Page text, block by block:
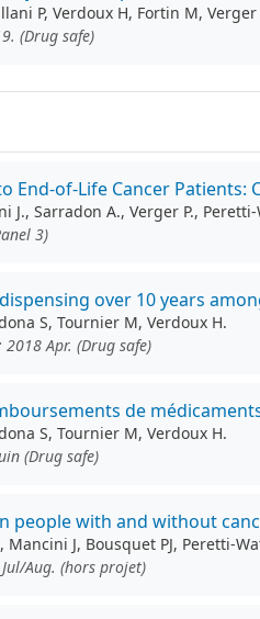
P, Verdoux H, Fortin M, Verger
(Drug safe)
End-of-Life Cancer
J., Sarradon A., Verger P.,
3)
over 10 years
S, Tournier M, Verdoux H.
Apr. (Drug safe)
de
S, Tournier M, Verdoux H.
(Drug safe)
people with and without
J, Bousquet PJ, Peretti-
Aug. (hors projet)